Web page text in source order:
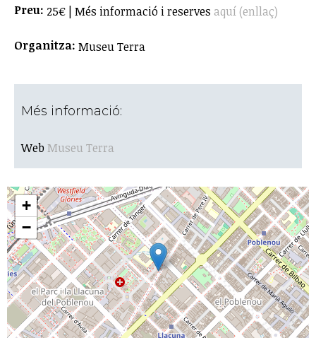
Preu: 25€ | Més informació i reserves aquí (enllaç)
Organitza: Museu Terra
Més informació:
Web Museu Terra
+
−